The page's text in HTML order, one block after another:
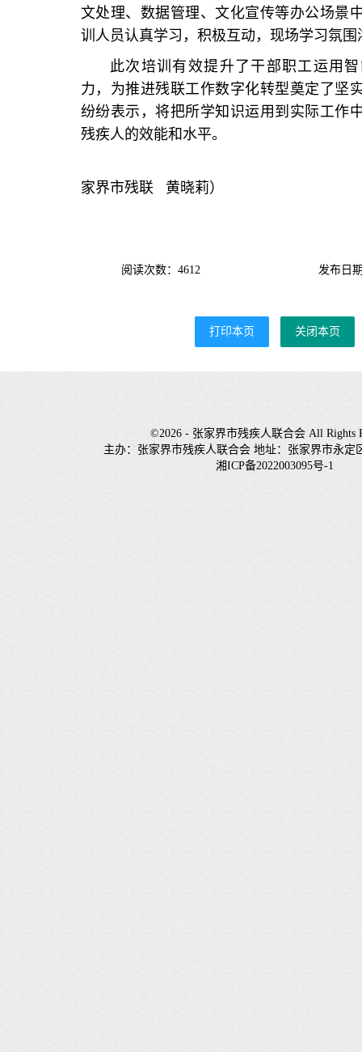
文处理、数据管理、文化宣传等办公场景
训人员认真学习，积极互动，现场学习氛围
此次培训有效提升了干部职工运用
力，为推进残联工作数字化转型奠定了坚
纷纷表示，将把所学知识运用到实际工作
残疾人的效能和水平。
家界市残联 黄晓莉）
阅读次数：4612 发布日
打印本页 关闭本页
©2026 - 张家界市残疾人联合会 All Rights
主办：张家界市残疾人联合会 地址：张家界市永定
湘ICP备2022003095号-1